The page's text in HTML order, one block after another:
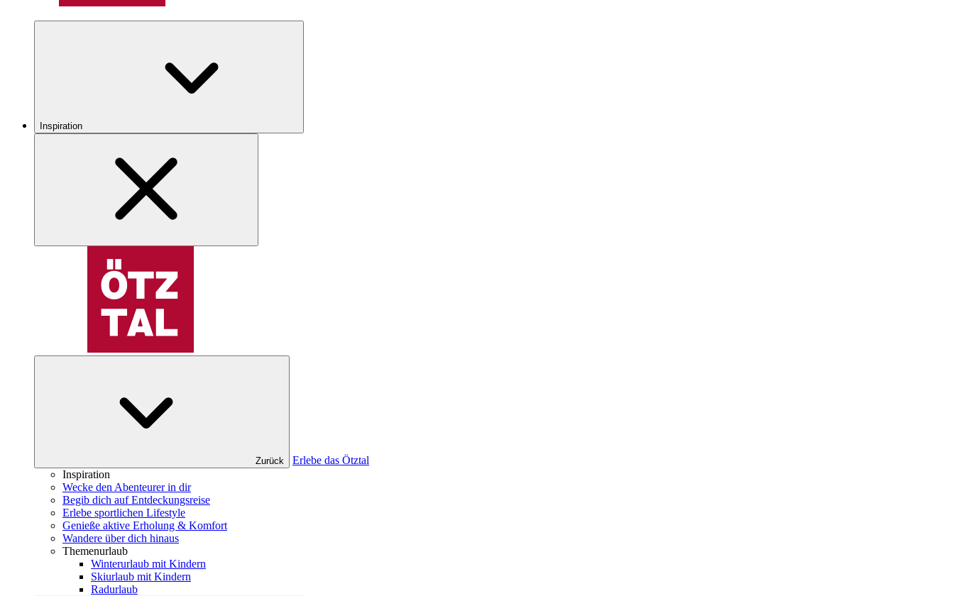
Inspiration
Zurück
Erlebe das Ötztal
Inspiration
Wecke den Abenteurer in dir
Begib dich auf Entdeckungsreise
Erlebe sportlichen Lifestyle
Genieße aktive Erholung & Komfort
Wandere über dich hinaus
Themenurlaub
Winterurlaub mit Kindern
Skiurlaub mit Kindern
Radurlaub